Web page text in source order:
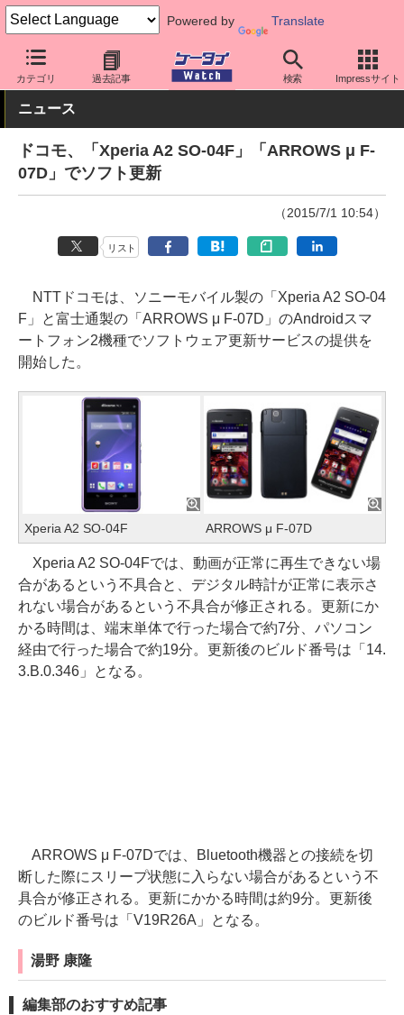
Powered by Translate
カテゴリ 過去記事 検索 Impressサイト
ケータイ Watch キャリア ドコモ ソフト更新
ニュース
ドコモ、「Xperia A2 SO-04F」「ARROWS μ F-
07D」でソフト更新
（2015/7/1 10:54）
リスト
NTTドコモは、ソニーモバイル製の「Xperia A2 SO-04
F」と富士通製の「ARROWS μ F-07D」のAndroidスマ
ートフォン2機種でソフトウェア更新サービスの提供を
開始した。
Xperia A2 SO-04F ARROWS μ F-07D
Xperia A2 SO-04Fでは、動画が正常に再生できない場
合があるという不具合と、デジタル時計が正常に表示さ
れない場合があるという不具合が修正される。更新にか
かる時間は、端末単体で行った場合で約7分、パソコン
経由で行った場合で約19分。更新後のビルド番号は「14.
3.B.0.346」となる。
ARROWS μ F-07Dでは、Bluetooth機器との接続を切
断した際にスリープ状態に入らない場合があるという不
具合が修正される。更新にかかる時間は約9分。更新後
のビルド番号は「V19R26A」となる。
湯野 康隆
編集部のおすすめ記事